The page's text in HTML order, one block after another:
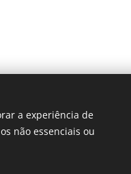
a experiência de
não essenciais ou